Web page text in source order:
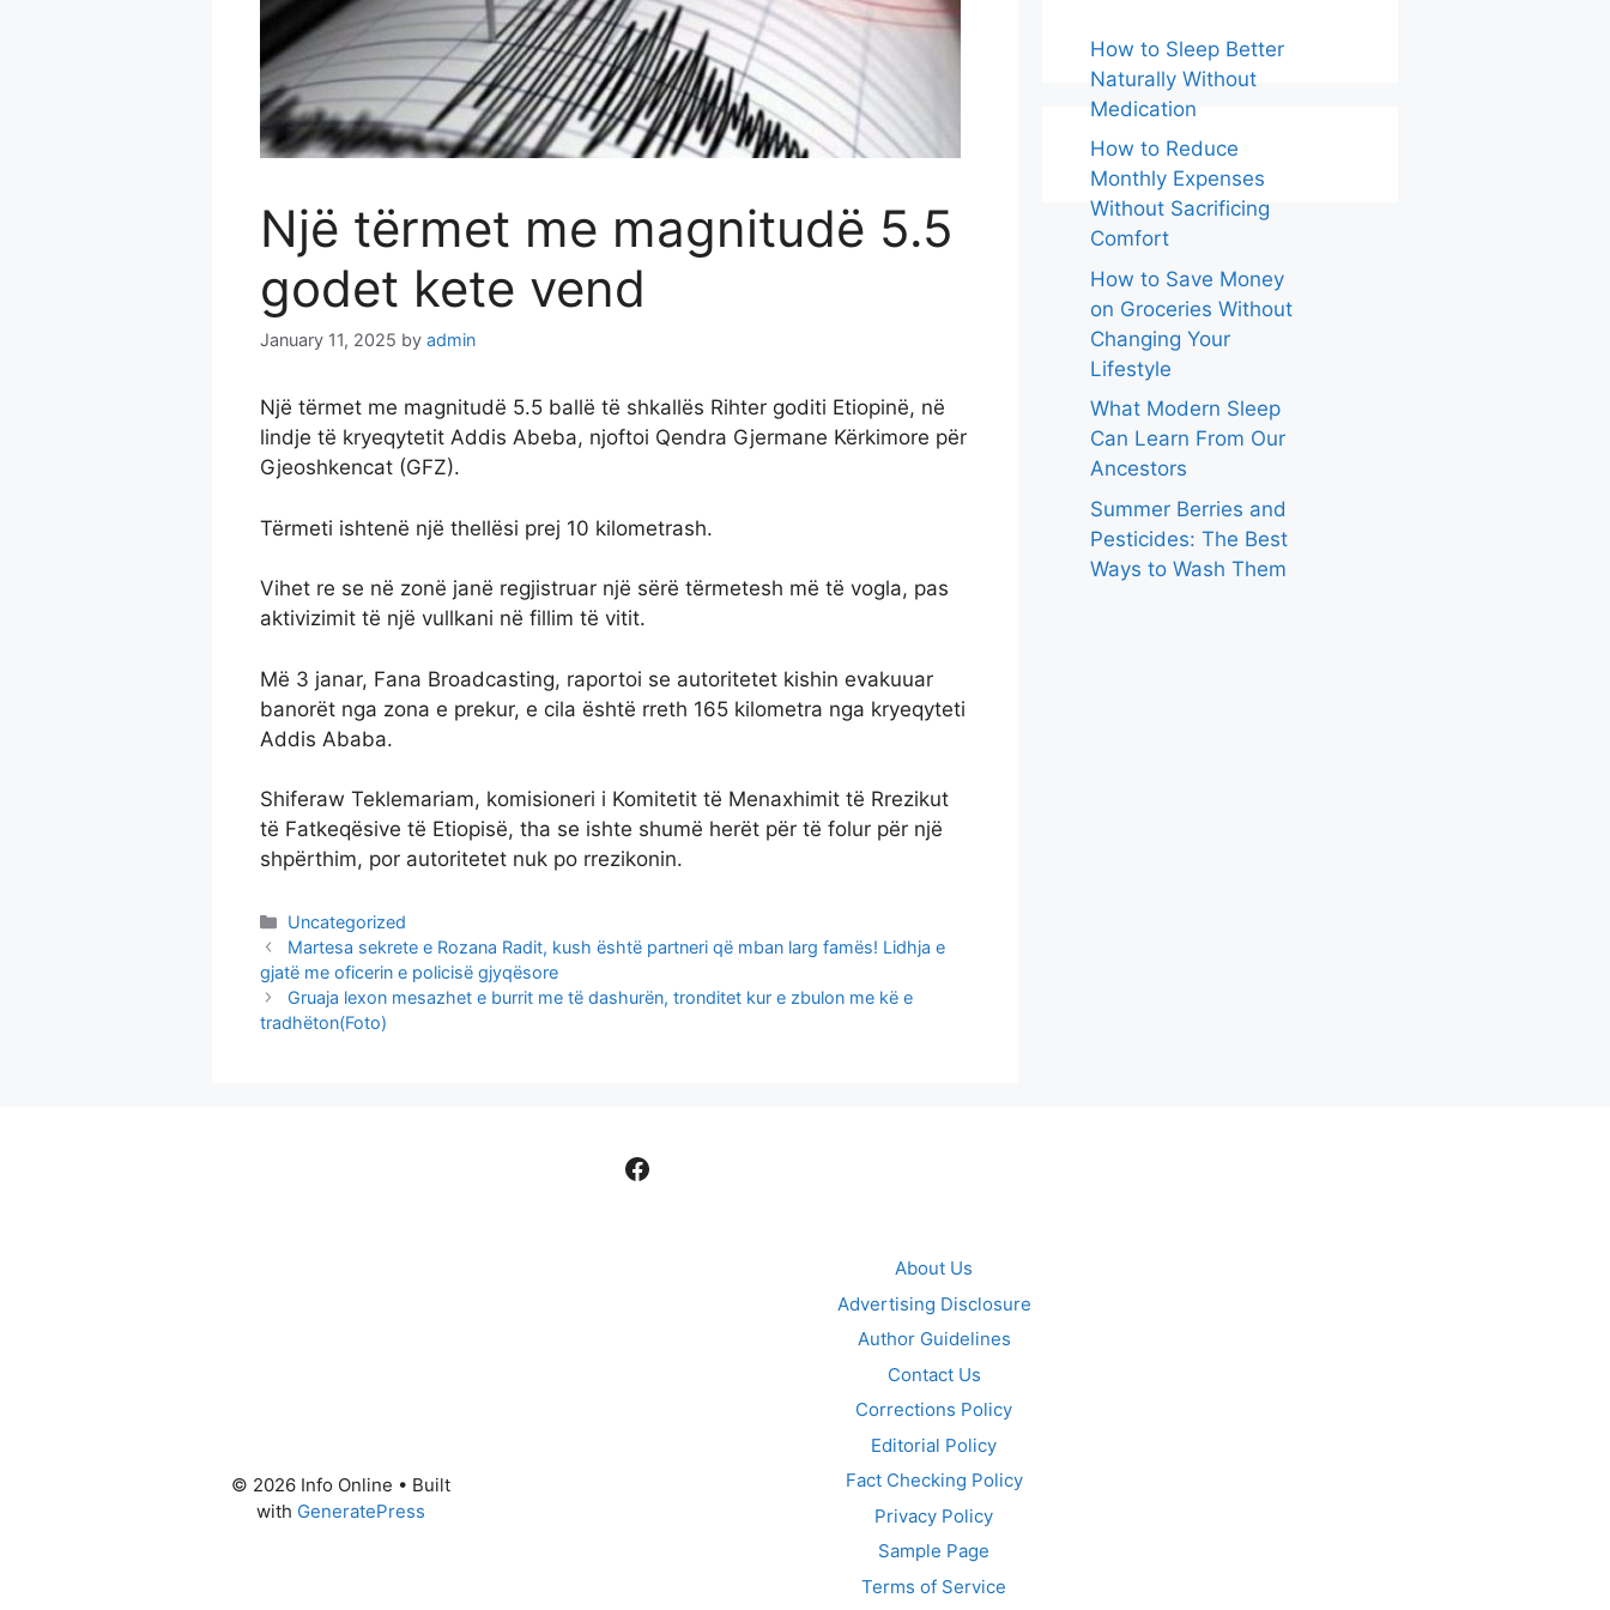
Një tërmet me magnitudë 5.5
godet kete vend
January 11, 2025 by admin
Një tërmet me magnitudë 5.5 ballë të shkallës Rihter goditi Etiopinë, në
lindje të kryeqytetit Addis Abeba, njoftoi Qendra Gjermane Kërkimore për
Gjeoshkencat (GFZ).
Tërmeti ishtenë një thellësi prej 10 kilometrash.
Vihet re se në zonë janë regjistruar një sërë tërmetesh më të vogla, pas
aktivizimit të një vullkani në fillim të vitit.
Më 3 janar, Fana Broadcasting, raportoi se autoritetet kishin evakuuar
banorët nga zona e prekur, e cila është rreth 165 kilometra nga kryeqyteti
Addis Ababa.
Shiferaw Teklemariam, komisioneri i Komitetit të Menaxhimit të Rrezikut
të Fatkeqësive të Etiopisë, tha se ishte shumë herët për të folur për një
shpërthim, por autoritetet nuk po rrezikonin.
Categories
Uncategorized
Martesa sekrete e Rozana Radit, kush është partneri që mban larg famës! Lidhja e
gjatë me oficerin e policisë gjyqësore
Gruaja lexon mesazhet e burrit me të dashurën, tronditet kur e zbulon me kë e
tradhëton(Foto)
How to Sleep Better
Naturally Without
Medication
How to Reduce
Monthly Expenses
Without Sacrificing
Comfort
How to Save Money
on Groceries Without
Changing Your
Lifestyle
What Modern Sleep
Can Learn From Our
Ancestors
Summer Berries and
Pesticides: The Best
Ways to Wash Them
Facebook
About Us
Advertising Disclosure
Author Guidelines
Contact Us
Corrections Policy
Editorial Policy
Fact Checking Policy
Privacy Policy
Sample Page
Terms of Service
© 2026 Info Online • Built
with GeneratePress